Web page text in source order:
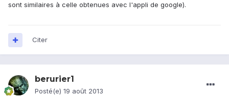
sont similaires à celle obtenues avec l'appli de google).
Citer
berurier1
Posté(e) 19 août 2013